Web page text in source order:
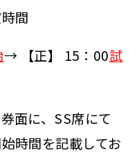
間
→ 【正】 15：00試
面に、SS席にて
時間を記載してお